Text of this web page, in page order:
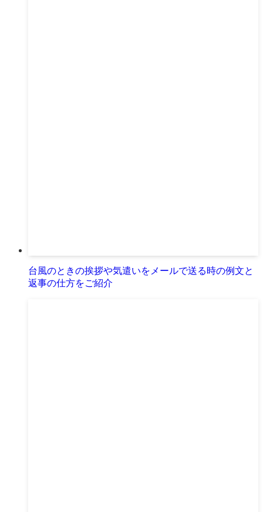
台風のときの挨拶や気遣いをメールで送る時の例文と
返事の仕方をご紹介